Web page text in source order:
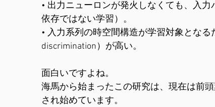
• 出力ニューロンが発火しなくても、入
依存ではない学習）。
• 入力系列の時空間構造が学習対象とな
discrimination）が高い。
面白いですよね。
海馬から始まったこの研究は、現在は前
され始めています。